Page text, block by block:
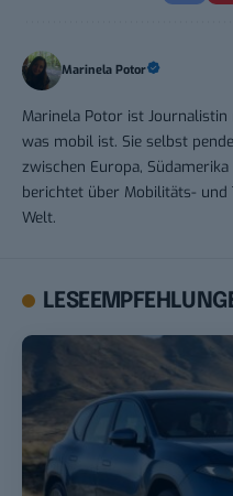
Marinela Potor
Marinela Potor ist
was mobil ist. Sie selbst
zwischen Europa,
berichtet über Mobilitäts- und
Welt.